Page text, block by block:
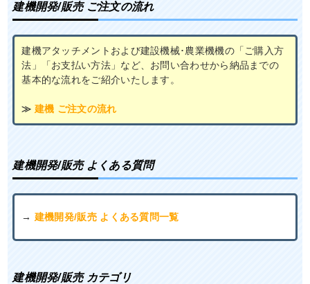
建機開発/販売 ご注文の流れ
建機アタッチメントおよび建設機械･農業機機の「ご購入方
法」「お支払い方法」など、お問い合わせから納品までの
基本的な流れをご紹介いたします。
≫ 建機 ご注文の流れ
建機開発/販売 よくある質問
→ 建機開発/販売 よくある質問一覧
建機開発/販売 カテゴリ